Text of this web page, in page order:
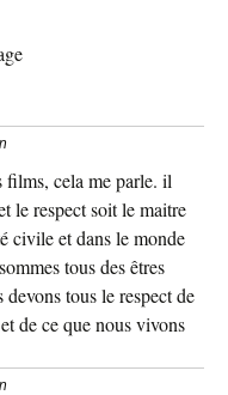
films, cela me parle. il
le respect soit le maitre
civile et dans le monde
tous des êtres
tous le respect de
de ce que nous vivons